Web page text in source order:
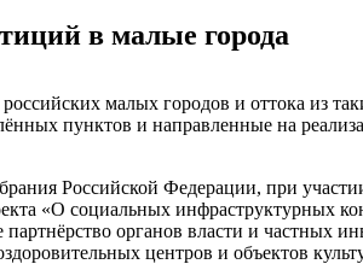
в малые города
малых городов и оттока из
пунктов и направленные на
Российской Федерации, при
«О социальных инфраструктурных
органов власти и частных
центров и объектов